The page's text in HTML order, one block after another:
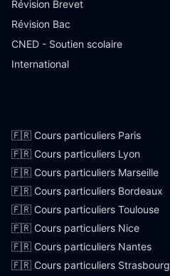
Révision Brevet
Révision Bac
CNED - Soutien scolaire
International
🇫🇷 Cours particuliers Paris
🇫🇷 Cours particuliers Lyon
🇫🇷 Cours particuliers Marseille
🇫🇷 Cours particuliers Bordeaux
🇫🇷 Cours particuliers Toulouse
🇫🇷 Cours particuliers Nice
🇫🇷 Cours particuliers Nantes
🇫🇷 Cours particuliers Strasbourg